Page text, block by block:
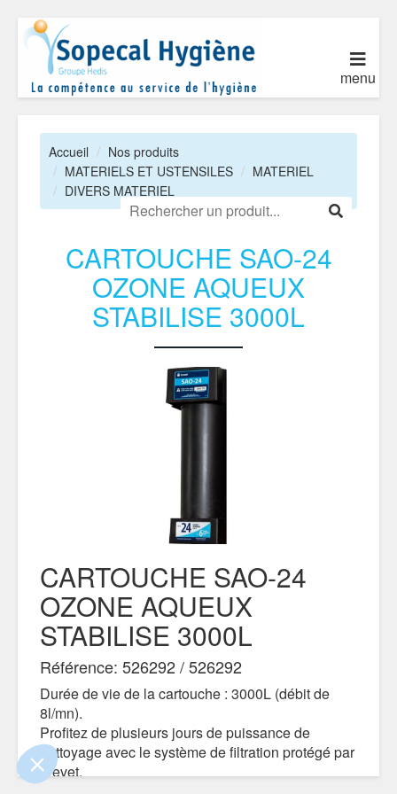
de ce site vous intéresse
aimerait bien vous accompagner
par
menu
Accueil
Nos produits
MATERIELS ET USTENSILES
MATERIEL
DIVERS MATERIEL
CARTOUCHE SAO-24
OZONE AQUEUX
STABILISE 3000L
CARTOUCHE SAO-24
OZONE AQUEUX
STABILISE 3000L
Référence: 526292 / 526292
Durée de vie de la cartouche : 3000L (débit de
8l/mn).
Profitez de plusieurs jours de puissance de
nettoyage avec le système de filtration protégé par
brevet.